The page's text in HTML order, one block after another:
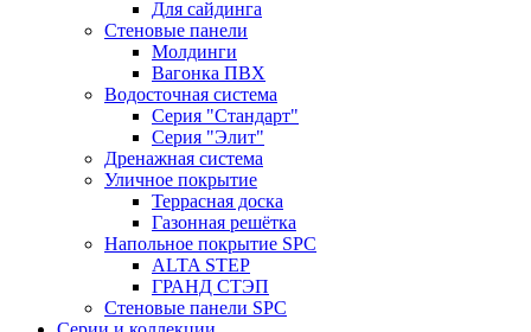
Для сайдинга
Стеновые панели
Молдинги
Вагонка ПВХ
Водосточная система
Серия "Стандарт"
Серия "Элит"
Дренажная система
Уличное покрытие
Террасная доска
Газонная решётка
Напольное покрытие SPC
ALTA STEP
ГРАНД СТЭП
Стеновые панели SPC